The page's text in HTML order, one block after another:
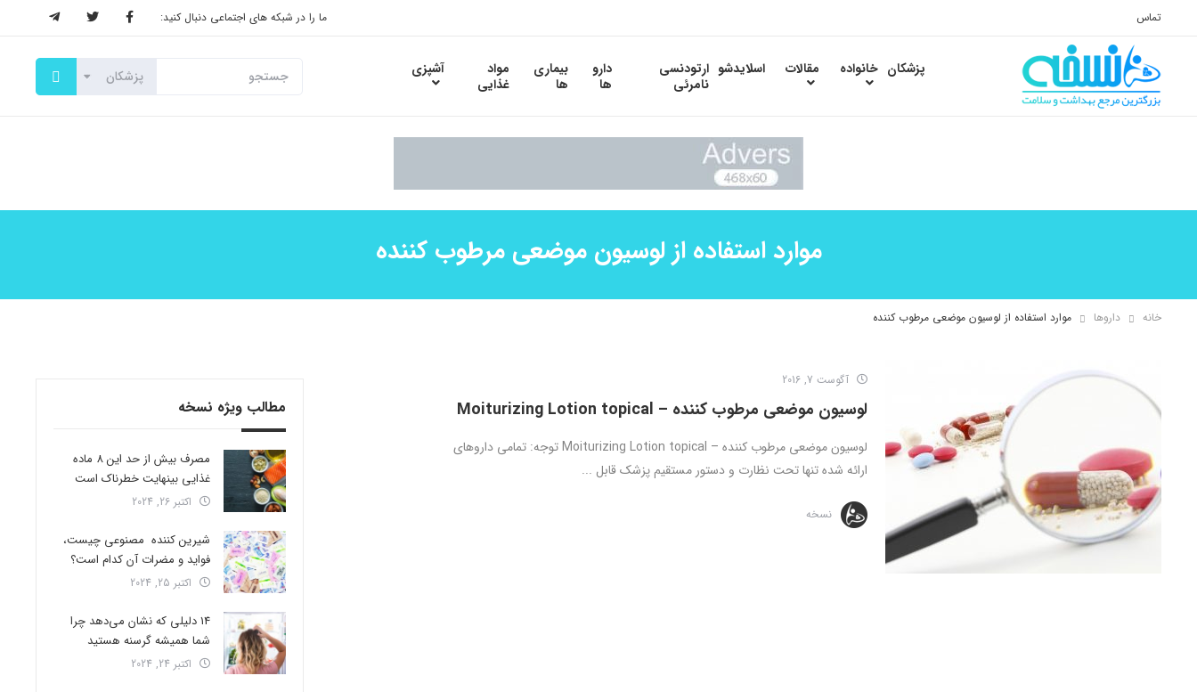
تماس ما را در شبکه های اجتماعی دنبال کنید:
پزشکان خانواده مقالات اسلایدشو ارتودنسی
نامرئی
دارو
ها
بیماری
ها
مواد
غذایی
آشپزی
موارد استفاده از لوسیون موضعی مرطوب کننده
خانه داروها موارد استفاده از لوسیون موضعی مرطوب کننده
آگوست 7, 2016
لوسیون موضعی مرطوب کننده – Moiturizing Lotion topical
لوسیون موضعی مرطوب کننده – Moiturizing Lotion topical توجه: تمامی داروهای
ارائه شده تنها تحت نظارت و دستور مستقیم پزشک قابل ...
نسخه
مطالب ویژه نسخه
مصرف بیش از حد این 8 ماده
غذایی بینهایت خطرناک است
اکتبر 26, 2024
شیرین کننده مصنوعی چیست،
فواید و مضرات آن کدام است؟
اکتبر 25, 2024
14 دلیلی که نشان می‌دهد چرا
شما همیشه گرسنه هستید
اکتبر 24, 2024